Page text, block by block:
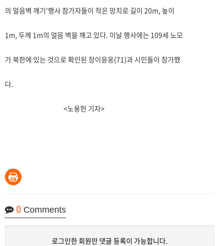
의 얼음벽 깨기'행사 참가자들이 작은 망치로 길이 20m, 높이
1m, 두께 1m의 얼음 벽을 깨고 있다. 이날 행사에는 109세 노모
가 북한에 있는 것으로 확인된 장이윤옹(71)과 시민들이 참가했
다.
<노용헌 기자>
0 Comments
로그인한 회원만 댓글 등록이 가능합니다.